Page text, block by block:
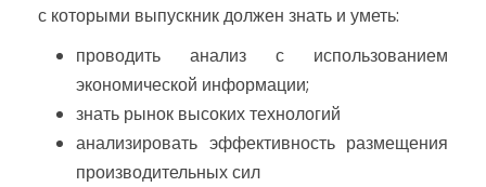
с которыми выпускник должен знать и уметь:
проводить анализ с использованием
экономической информации;
знать рынок высоких технологий
анализировать эффективность размещения
производительных сил